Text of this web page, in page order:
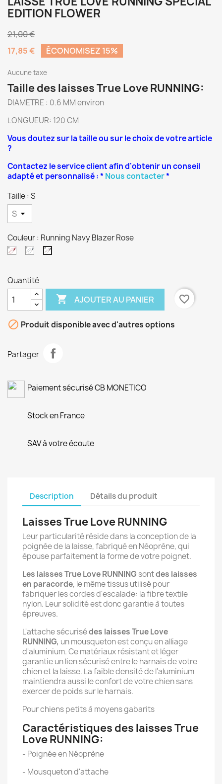
EDITION FLOWER
21,00 €
17,85 €
ÉCONOMISEZ 15%
Aucune taxe
Taille des laisses True Love RUNNING:
DIAMETRE : 0.6 MM environ
LONGUEUR: 120 CM
Vous doutez sur la taille ou sur le choix de votre article
?
Contactez le service client afin d'obtenir un conseil
adapté et personnalisé : *Nous contacter*
Taille : S
Couleur : Running Navy Blazer Rose
RunningRunning
and
White
Running
Quantité
 AJOUTER AU PANIER favorite_border
 Produit disponible avec d'autres options
Partager
Paiement sécurisé CB MONETICO
Stock en France
SAV à votre écoute
Description Détails du produit
Laisses True Love RUNNING
Leur particularité réside dans la conception de la
poignée de la laisse, fabriqué en Néoprène, qui
épouse parfaitement la forme de votre poignet.
Les laisses True Love RUNNING sontdes laisses
en paracorde, le même tissus utilisé pour
fabriquer les cordes d'escalade: la fibre textile
nylon. Leur solidité est donc garantie à toutes
épreuves.
L'attache sécurisédes laisses True Love
RUNNING, un mousqueton est conçu en alliage
d'aluminium. Ce matériaux résistant et léger
garantie un lien sécurisé entre le harnais de votre
chien et la laisse. La faible densité de l'aluminium
maintiendra aussi le confort de votre chien sans
exercer de poids sur le harnais.
Pour chiens petits à moyens gabarits
Caractéristiques des laisses True
Love RUNNING:
- Poignée en Néoprène
- Mousqueton d'attache